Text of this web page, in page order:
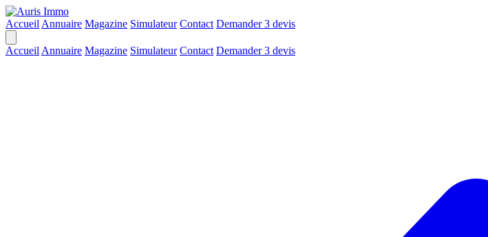
Accueil Annuaire Magazine Simulateur Contact Demander 3 devis
Accueil Annuaire Magazine Simulateur Contact Demander 3 devis